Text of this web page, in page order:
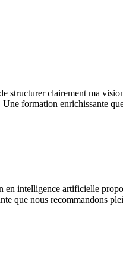
structurer clairement ma
formation enrichissante
intelligence artificielle
que nous recommandons